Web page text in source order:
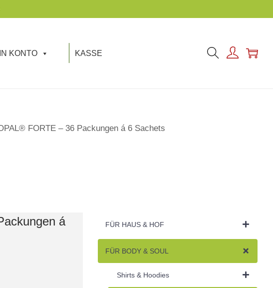
KONTO KASSE
FORTE – 36 Packungen á 6 Sachets
á
FÜR HAUS & HOF
FÜR BODY & SOUL
Shirts & Hoodies